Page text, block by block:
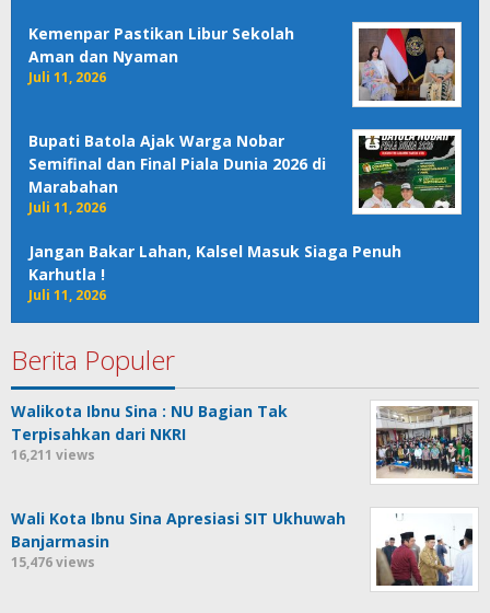
Kemenpar Pastikan Libur Sekolah
Aman dan Nyaman
Juli 11, 2026
Bupati Batola Ajak Warga Nobar
Semifinal dan Final Piala Dunia 2026 di
Marabahan
Juli 11, 2026
Jangan Bakar Lahan, Kalsel Masuk Siaga Penuh
Karhutla !
Juli 11, 2026
Berita Populer
Walikota Ibnu Sina : NU Bagian Tak
Terpisahkan dari NKRI
16,211 views
Wali Kota Ibnu Sina Apresiasi SIT Ukhuwah
Banjarmasin
15,476 views